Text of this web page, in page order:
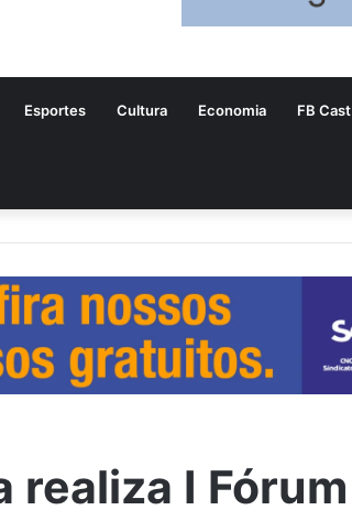
Esportes Cultura Economia FB Cast
realiza I Fórum